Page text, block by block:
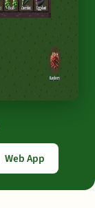
Web App